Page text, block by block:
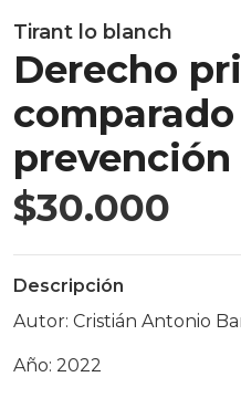
Tirant lo blanch
Derecho
$30.000
Descripción
Autor: Cristián Antonio
Año: 2022